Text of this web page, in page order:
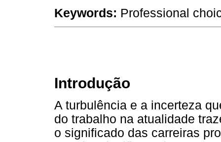
Keywords: Professional
Introdução
A turbulência e a incerteza
do trabalho na atualidade
o significado das carreiras